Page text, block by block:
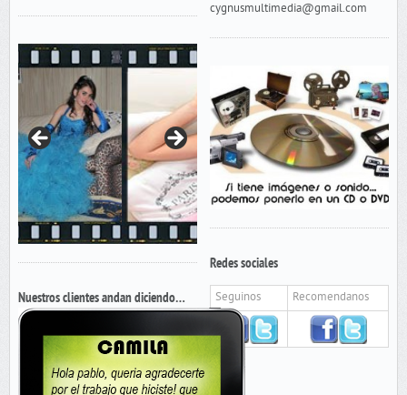
Nuestros clientes andan diciendo…
cygnusmultimedia@gmail.com
Redes sociales
Seguinos Recomendanos